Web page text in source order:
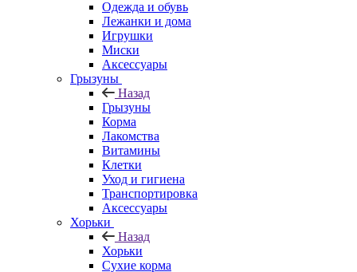
Одежда и обувь
Лежанки и дома
Игрушки
Миски
Аксессуары
Грызуны
Назад
Грызуны
Корма
Лакомства
Витамины
Клетки
Уход и гигиена
Транспортировка
Аксессуары
Хорьки
Назад
Хорьки
Сухие корма